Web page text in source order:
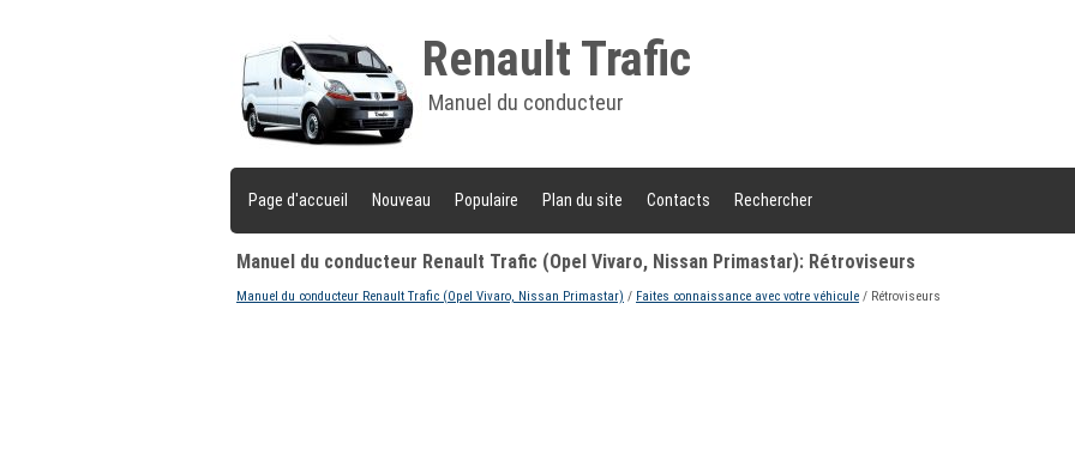
Renault Trafic
Manuel du conducteur
Page d'accueil Nouveau Populaire Plan du site Contacts Rechercher
Manuel du conducteur Renault Trafic (Opel Vivaro, Nissan Primastar): Rétroviseurs
Manuel du conducteur Renault Trafic (Opel Vivaro, Nissan Primastar) / Faites connaissance avec votre véhicule / Rétroviseurs